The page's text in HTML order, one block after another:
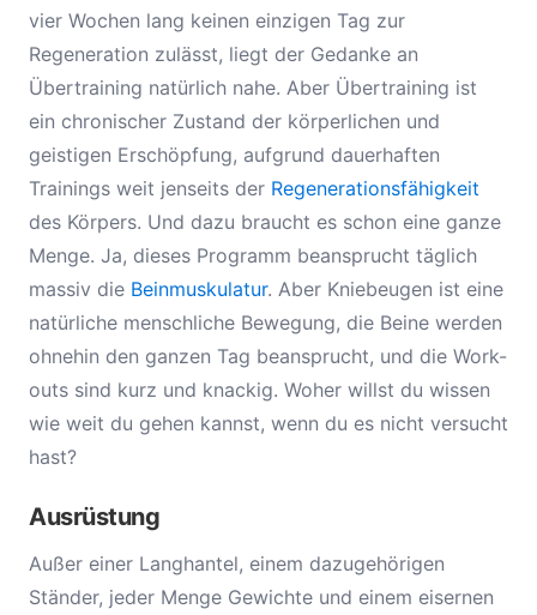
vier Wochen lang keinen einzigen Tag zur
Regeneration zulässt, liegt der Gedanke an
Übertraining natürlich nahe. Aber Übertraining ist
ein chronischer Zustand der körperlichen und
geistigen Erschöpfung, aufgrund dauerhaften
Trainings weit jenseits der Regenerationsfähigkeit
des Körpers. Und dazu braucht es schon eine ganze
Menge. Ja, dieses Programm beansprucht täglich
massiv die Beinmuskulatur. Aber Kniebeugen ist eine
natürliche menschliche Bewegung, die Beine werden
ohnehin den ganzen Tag beansprucht, und die Work-
outs sind kurz und knackig. Woher willst du wissen
wie weit du gehen kannst, wenn du es nicht versucht
hast?
Ausrüstung
Außer einer Langhantel, einem dazugehörigen
Ständer, jeder Menge Gewichte und einem eisernen